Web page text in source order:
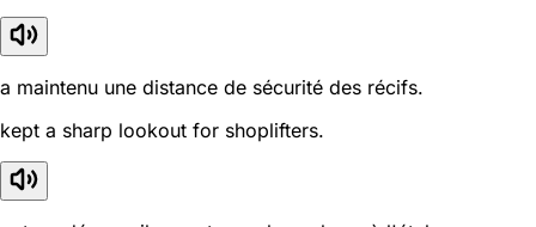
a maintenu une distance de sécurité des récifs.
kept a sharp lookout for shoplifters.